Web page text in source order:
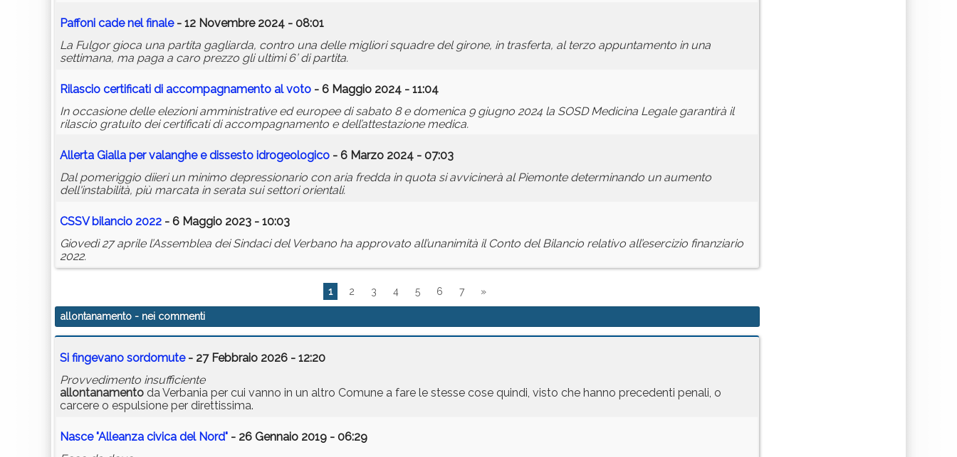
Paffoni cade nel finale- 12 Novembre 2024 - 08:01
La Fulgor gioca una partita gagliarda, contro una delle migliori squadre del girone, in trasferta, al terzo appuntamento in una
settimana, ma paga a caro prezzo gli ultimi 6’ di partita.
Rilascio certificati di accompagnamento al voto - 6 Maggio 2024 - 11:04
In occasione delle elezioni amministrative ed europee di sabato 8 e domenica 9 giugno 2024 la SOSD Medicina Legale garantirà il
rilascio gratuito dei certificati di accompagnamento e dell’attestazione medica.
Allerta Gialla per valanghe e dissesto idrogeologico - 6 Marzo 2024 - 07:03
Dal pomeriggio diieri un minimo depressionario con aria fredda in quota si avvicinerà al Piemonte determinando un aumento
dell'instabilità, più marcata in serata sui settori orientali.
CSSV bilancio 2022 - 6 Maggio 2023 - 10:03
Giovedì 27 aprile l’Assemblea dei Sindaci del Verbano ha approvato all’unanimità il Conto del Bilancio relativo all’esercizio finanziario
2022.
1 2 3 4 5 6 7 »
allontanamento - nei commenti
Si fingevano sordomute- 27 Febbraio 2026 - 12:20
Provvedimento insufficiente
allontanamento da Verbania per cui vanno in un altro Comune a fare le stesse cose quindi, visto che hanno precedenti penali, o
carcere o espulsione per direttissima.
Nasce "Alleanza civica del Nord" - 26 Gennaio 2019 - 06:29